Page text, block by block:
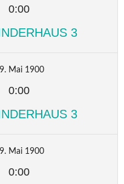
0:00
3
Mai 1900
0:00
3
Mai 1900
0:00